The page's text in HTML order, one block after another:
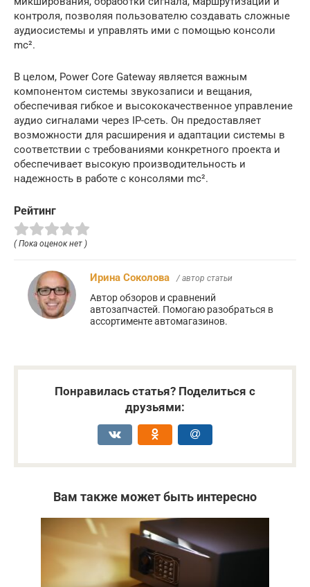
контроля, позволяя пользователю создавать сложные
аудиосистемы и управлять ими с помощью консоли
mc².
В целом, Power Core Gateway является важным
компонентом системы звукозаписи и вещания,
обеспечивая гибкое и высококачественное управление
аудио сигналами через IP-сеть. Он предоставляет
возможности для расширения и адаптации системы в
соответствии с требованиями конкретного проекта и
обеспечивает высокую производительность и
надежность в работе с консолями mc².
Рейтинг
( Пока оценок нет )
Ирина Соколова / автор статьи
Автор обзоров и сравнений
автозапчастей. Помогаю разобраться в
ассортименте автомагазинов.
Понравилась статья? Поделиться с
друзьями:
Вам также может быть интересно